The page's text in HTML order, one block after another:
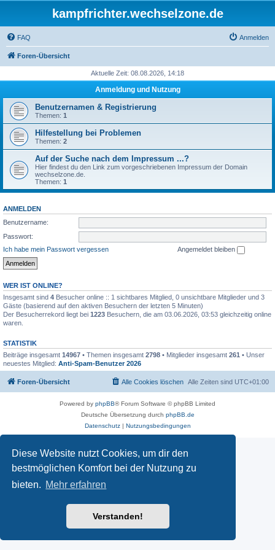
Diese Website nutzt Cookies, um dir den
bestmöglichen Komfort bei der Nutzung zu
bieten. Mehr erfahren
Verstanden!
kampfrichter.wechselzone.de
FAQ Anmelden
Foren-Übersicht
Aktuelle Zeit: 08.08.2026, 14:18
Anmeldung und Nutzung
Benutzernamen & Registrierung
Themen: 1
Hilfestellung bei Problemen
Themen: 2
Auf der Suche nach dem Impressum ...?
Hier findest du den Link zum vorgeschriebenen Impressum der Domain
wechselzone.de.
Themen: 1
ANMELDEN
Benutzername:
Passwort:
Ich habe mein Passwort vergessen
Angemeldet bleiben
WER IST ONLINE?
Insgesamt sind 4 Besucher online :: 1 sichtbares Mitglied, 0 unsichtbare Mitglieder und 3
Gäste (basierend auf den aktiven Besuchern der letzten 5 Minuten)
Der Besucherrekord liegt bei 1223 Besuchern, die am 03.06.2026, 03:53 gleichzeitig online
waren.
STATISTIK
Beiträge insgesamt 14967 • Themen insgesamt 2798 • Mitglieder insgesamt 261 • Unser
neuestes Mitglied: Anti-Spam-Benutzer 2026
Foren-Übersicht Alle Zeiten sind UTC+01:00
Alle Cookies löschen
Powered by phpBB® Forum Software © phpBB Limited
Deutsche Übersetzung durch phpBB.de
Datenschutz| Nutzungsbedingungen